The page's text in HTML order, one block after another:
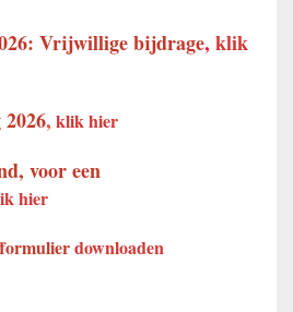
Vrijwillige bijdrage, klik
, klik hier
voor een
hier
downloaden